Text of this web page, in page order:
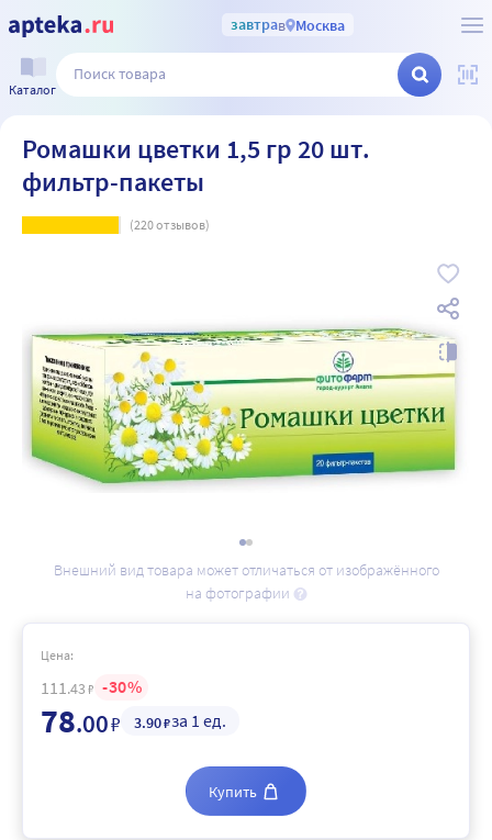
завтрав Москва
Каталог
Ромашки цветки 1,5 гр 20 шт.
фильтр-пакеты
(220отзывов)
Внешний вид товара может отличаться от изображённого
на фотографии
Цена:
111 .43 ₽ 30
78.00₽ 3.90₽за 1 ед.
Купить